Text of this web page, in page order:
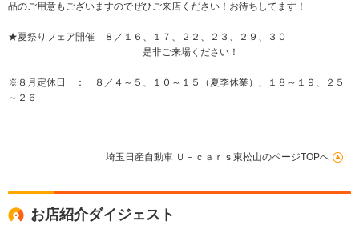
品のご用意もございますのでぜひご来店ください！お待ちしてます！
★夏祭りフェア開催 ８／１６、１７、２２、２３、２９、３０
是非ご来場ください！
※８月定休日 ： ８／４～５、１０～１５（夏季休業）、１８～１９、２５
～２６
埼玉日産自動車 Ｕ－ｃａｒｓ東松山のページTOPへ
お店紹介ダイジェスト